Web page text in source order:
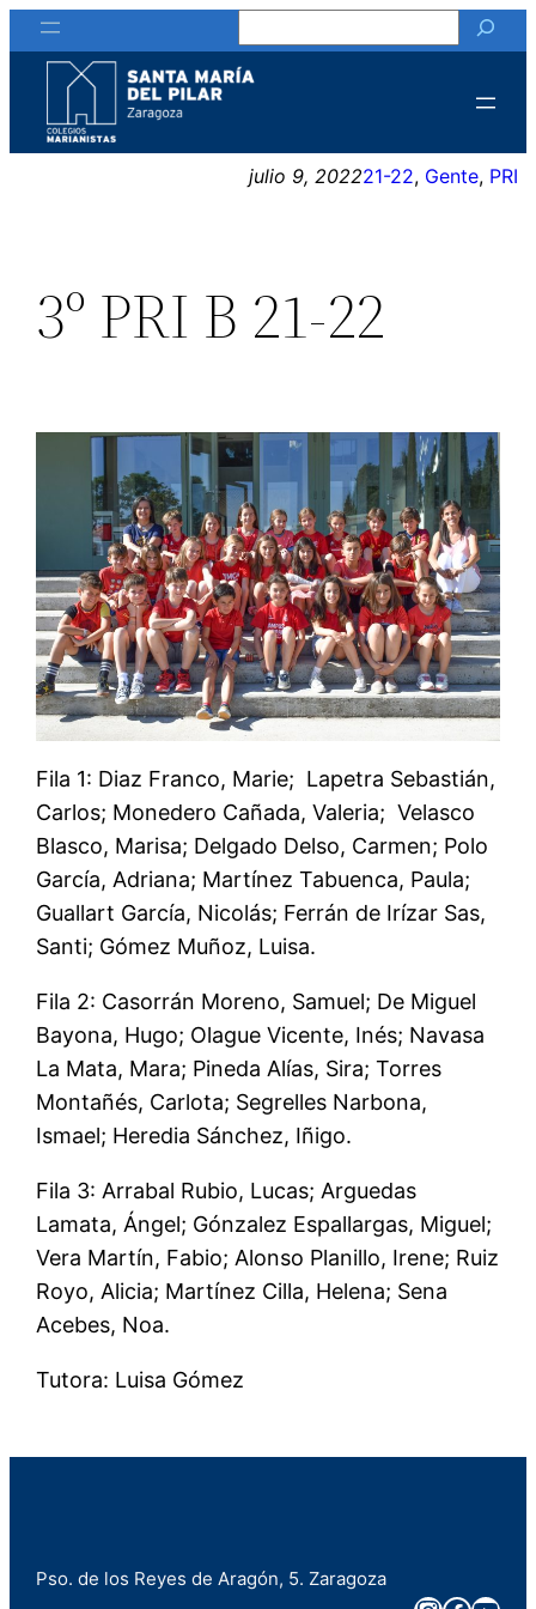
Saltar
al
contenido
julio 9, 202221-22, Gente, PRI
3º PRI B 21-22
Fila 1: Diaz Franco, Marie; Lapetra Sebastián,
Carlos; Monedero Cañada, Valeria; Velasco
Blasco, Marisa; Delgado Delso, Carmen; Polo
García, Adriana; Martínez Tabuenca, Paula;
Guallart García, Nicolás; Ferrán de Irízar Sas,
Santi; Gómez Muñoz, Luisa.
Fila 2: Casorrán Moreno, Samuel; De Miguel
Bayona, Hugo; Olague Vicente, Inés; Navasa
La Mata, Mara; Pineda Alías, Sira; Torres
Montañés, Carlota; Segrelles Narbona,
Ismael; Heredia Sánchez, Iñigo.
Fila 3: Arrabal Rubio, Lucas; Arguedas
Lamata, Ángel; Gónzalez Espallargas, Miguel;
Vera Martín, Fabio; Alonso Planillo, Irene; Ruiz
Royo, Alicia; Martínez Cilla, Helena; Sena
Acebes, Noa.
Tutora: Luisa Gómez
Pso. de los Reyes de Aragón, 5. Zaragoza